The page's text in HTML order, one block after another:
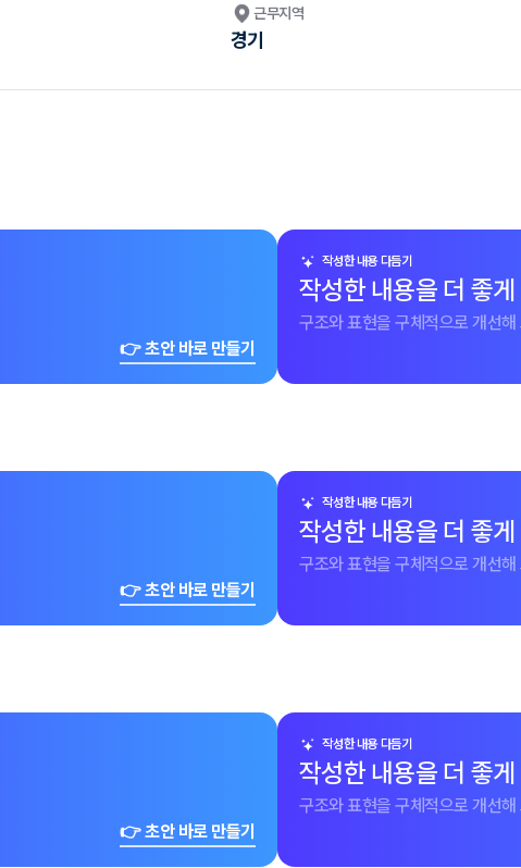
근무지역
경기
👉 초안 바로 만들기
작성한 내용 다듬기
작성한 내용을 더 좋
구조와 표현을 구체적으로 개선해
👉 초안 바로 만들기
작성한 내용 다듬기
작성한 내용을 더 좋
구조와 표현을 구체적으로 개선해
👉 초안 바로 만들기
작성한 내용 다듬기
작성한 내용을 더 좋
구조와 표현을 구체적으로 개선해